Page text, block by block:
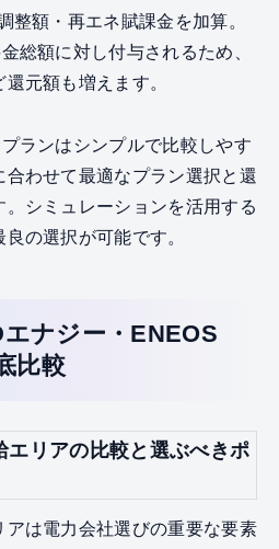
整額・再エネ賦課金を加算。
総額に対し付与されるため、
元額も増えます。
ランはシンプルで比較しやす
合わせて最適なプラン選択と還
シミュレーションを活用する
の選択が可能です。
ナジー・ENEOS
比較
エリアの比較と選ぶべきポ
は電力会社選びの重要な要素